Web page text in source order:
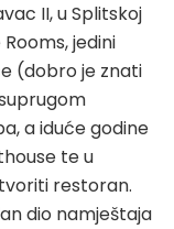
II, u Splitskoj
jedini
(dobro je znati
a iduće godine
te u
restoran.
dio namještaja